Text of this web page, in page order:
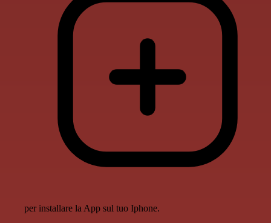
per installare la App sul tuo Iphone.